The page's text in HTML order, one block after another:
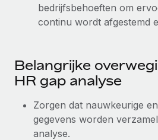
bedrijfsbehoeften om
continu wordt afgestemd
Belangrijke
HR gap analyse
Zorgen dat nauwkeurige
gegevens worden
analyse.